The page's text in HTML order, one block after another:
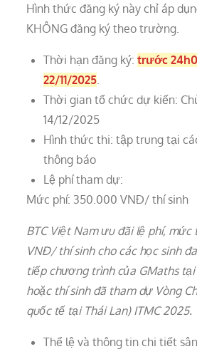
Hình thức đăng ký này chỉ áp
KHÔNG đăng ký theo trường.
Thời hạn đăng ký:trước
22/11/2025.
Thời gian tổ chức dự kiến:
14/12/2025
Hình thức thi: tập trung tại
thông báo
Lệ phí tham dự:
Mức phí: 350.000 VNĐ/ thí sinh
BTC Việt Nam ưu đãi lệ phí,
VNĐ/ thí sinh cho các học sinh
tiếp chương trình của GMaths
hoặc thí sinh đã tham dự Vòng
quốc tế tại Thái Lan) ITMC 2025.
Thể lệ và thông tin chi tiết